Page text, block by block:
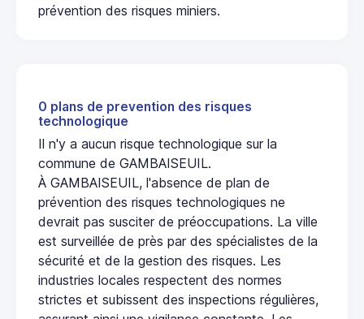
prévention des risques miniers.
0 plans de prevention des risques
technologique
Il n'y a aucun risque technologique sur la
commune de GAMBAISEUIL.
À GAMBAISEUIL, l'absence de plan de
prévention des risques technologiques ne
devrait pas susciter de préoccupations. La ville
est surveillée de près par des spécialistes de la
sécurité et de la gestion des risques. Les
industries locales respectent des normes
strictes et subissent des inspections régulières,